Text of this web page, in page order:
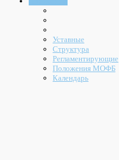
Уставные
Структура
Регламентирующие
Положения МОФБ
Календарь